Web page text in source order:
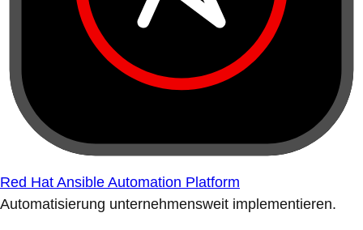
Red Hat Ansible Automation Platform
Automatisierung unternehmensweit implementieren.